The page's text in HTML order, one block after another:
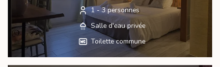
1 - 3 personnes
Salle d'eau privée
Toilette commune